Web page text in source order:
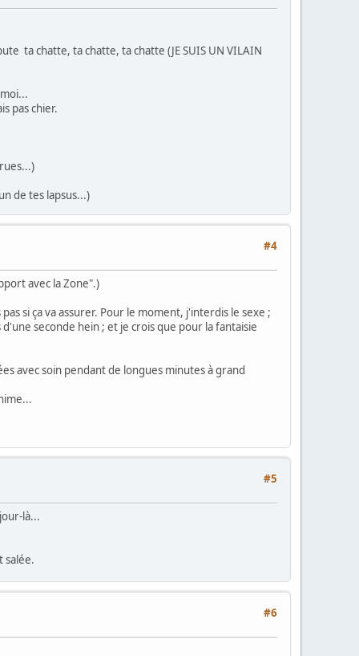
ta chatte, ta chatte, ta chatte (JE SUIS UN VILAIN
pas chier.
de tes lapsus...)
#4
avec la Zone".)
si ça va assurer. Pour le moment, j'interdis le sexe ;
seconde hein ; et je crois que pour la fantaisie
avec soin pendant de longues minutes à grand
#5
là...
salée.
#6